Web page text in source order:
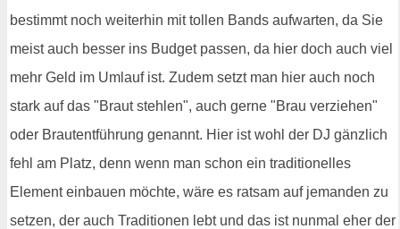
bestimmt noch weiterhin mit tollen Bands aufwarten, da Sie
meist auch besser ins Budget passen, da hier doch auch viel
mehr Geld im Umlauf ist. Zudem setzt man hier auch noch
stark auf das "Braut stehlen", auch gerne "Brau verziehen"
oder Brautentführung genannt. Hier ist wohl der DJ gänzlich
fehl am Platz, denn wenn man schon ein traditionelles
Element einbauen möchte, wäre es ratsam auf jemanden zu
setzen, der auch Traditionen lebt und das ist nunmal eher der